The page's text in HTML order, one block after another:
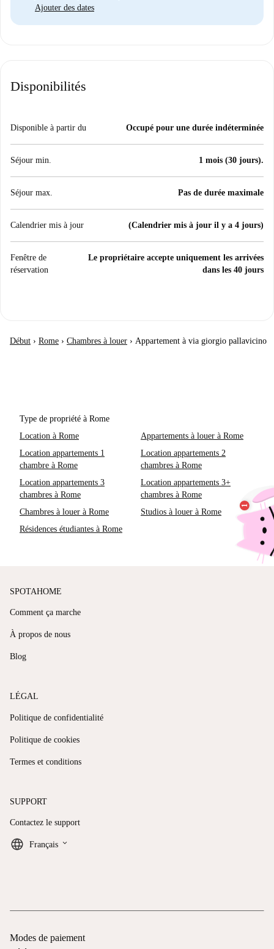
Ajouter des dates
Disponibilités
Disponible à partir du Occupé pour une durée indéterminée
Séjour min. 1 mois (30 jours).
Séjour max. Pas de durée maximale
Calendrier mis à jour (Calendrier mis à jour il y a 4 jours)
Fenêtre de
réservation
Le propriétaire accepte uniquement les arrivées
dans les 40 jours
Début › Rome › Chambres à louer › Appartement à via giorgio pallavicino
Type de propriété à Rome
Location à Rome
Appartements à louer à Rome
Location appartements 1
chambre à Rome
Location appartements 2
chambres à Rome
Location appartements 3
chambres à Rome
Location appartements 3+
chambres à Rome
Chambres à louer à Rome
Studios à louer à Rome
Résidences étudiantes à Rome
SPOTAHOME
Comment ça marche
À propos de nous
Blog
LÉGAL
Politique de confidentialité
Politique de cookies
Termes et conditions
SUPPORT
Contactez le support
Français keyboard_arrow_down
Modes de paiement